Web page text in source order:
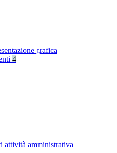
grafica
4
attività amministrativa